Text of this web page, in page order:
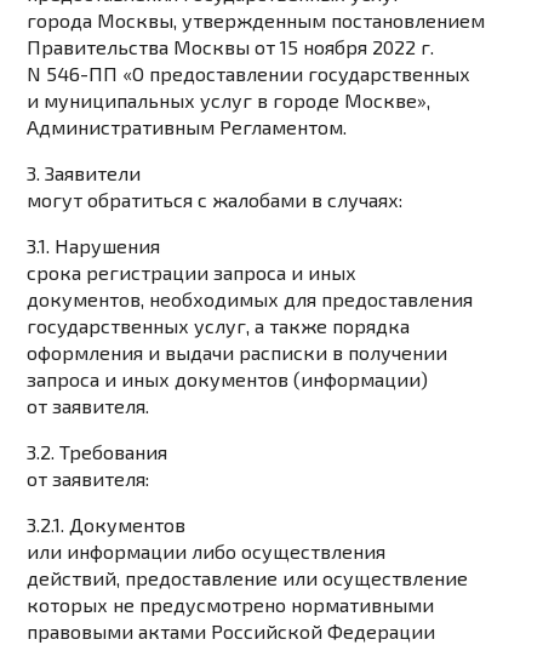
города Москвы, утвержденным постановлением
Правительства Москвы от 15 ноября 2022 г.
N 546-ПП «О предоставлении государственных
и муниципальных услуг в городе Москве»,
Административным Регламентом.
3. Заявители
могут обратиться с жалобами в случаях:
3.1. Нарушения
срока регистрации запроса и иных
документов, необходимых для предоставления
государственных услуг, а также порядка
оформления и выдачи расписки в получении
запроса и иных документов (информации)
от заявителя.
3.2. Требования
от заявителя:
3.2.1. Документов
или информации либо осуществления
действий, предоставление или осуществление
которых не предусмотрено нормативными
правовыми актами Российской Федерации